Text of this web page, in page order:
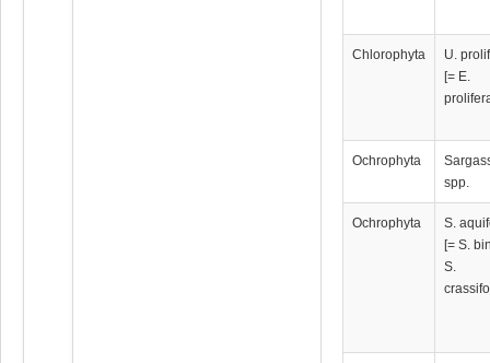
Chlorophyta
U.
[= E.
Ochrophyta
spp.
Ochrophyta
S.
[= S.
S.